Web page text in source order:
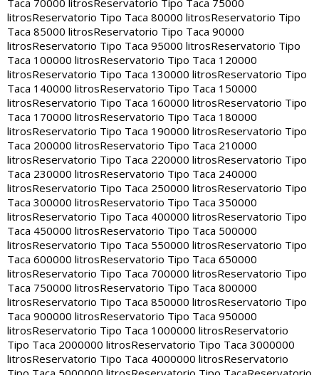
Taca 70000 litros Reservatorio Tipo Taca 75000
litrosReservatorio Tipo Taca 80000 litrosReservatorio Tipo
Taca 85000 litrosReservatorio Tipo Taca 90000
litrosReservatorio Tipo Taca 95000 litrosReservatorio Tipo
Taca 100000 litrosReservatorio Tipo Taca 120000
litrosReservatorio Tipo Taca 130000 litrosReservatorio Tipo
Taca 140000 litrosReservatorio Tipo Taca 150000
litrosReservatorio Tipo Taca 160000 litrosReservatorio Tipo
Taca 170000 litrosReservatorio Tipo Taca 180000
litrosReservatorio Tipo Taca 190000 litrosReservatorio Tipo
Taca 200000 litrosReservatorio Tipo Taca 210000
litrosReservatorio Tipo Taca 220000 litrosReservatorio Tipo
Taca 230000 litrosReservatorio Tipo Taca 240000
litrosReservatorio Tipo Taca 250000 litrosReservatorio Tipo
Taca 300000 litrosReservatorio Tipo Taca 350000
litrosReservatorio Tipo Taca 400000 litrosReservatorio Tipo
Taca 450000 litrosReservatorio Tipo Taca 500000
litrosReservatorio Tipo Taca 550000 litrosReservatorio Tipo
Taca 600000 litrosReservatorio Tipo Taca 650000
litrosReservatorio Tipo Taca 700000 litrosReservatorio Tipo
Taca 750000 litrosReservatorio Tipo Taca 800000
litrosReservatorio Tipo Taca 850000 litrosReservatorio Tipo
Taca 900000 litrosReservatorio Tipo Taca 950000
litrosReservatorio Tipo Taca 1000000 litrosReservatorio
Tipo Taca 2000000 litrosReservatorio Tipo Taca 3000000
litrosReservatorio Tipo Taca 4000000 litrosReservatorio